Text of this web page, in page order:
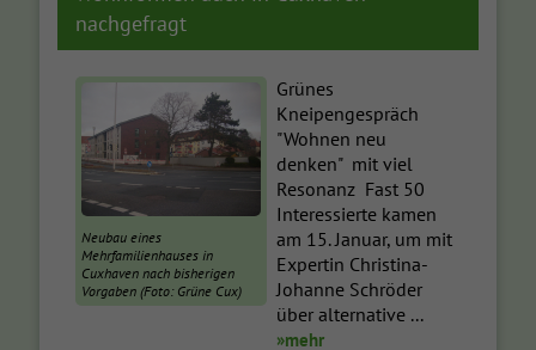
nachgefragt
Neubau eines
Mehrfamilienhauses in
Cuxhaven nach bisherigen
Vorgaben (Foto: Grüne Cux)
Grünes
Kneipengespräch
"Wohnen neu
denken" mit viel
Resonanz Fast 50
Interessierte kamen
am 15. Januar, um mit
Expertin Christina-
Johanne Schröder
über alternative ...
»mehr